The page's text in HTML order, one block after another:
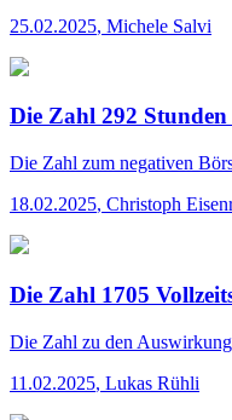
25.02.2025, Michele Salvi
Die Zahl 292
Die Zahl zum negativen
18.02.2025, Christoph
Die Zahl 1705
Die Zahl zu den
11.02.2025, Lukas Rühli